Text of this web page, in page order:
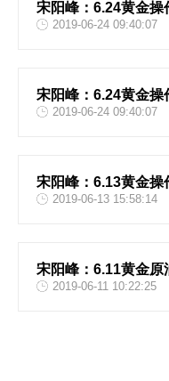
宋阳峰：6.24黄金
2019-06-24 09:40:07
宋阳峰：6.24黄金
2019-06-24 09:40:07
宋阳峰：6.13黄金
2019-06-13 15:58:14
宋阳峰：6.11黄金
2019-06-11 10:22:25